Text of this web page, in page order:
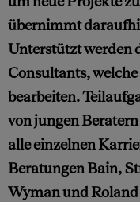
übernimmt
Unterstützt werden
Consultants,
bearbeiten.
von jungen
alle einzelnen
Beratungen Bain,
Wyman und